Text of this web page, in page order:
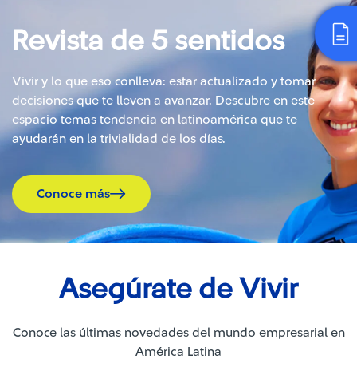
Revista de 5 sentidos
Vivir y lo que eso conlleva: estar actualizado y tomar
decisiones que te lleven a avanzar. Descubre en este
espacio temas tendencia en latinoamérica que te
ayudarán en la trivialidad de los días.
Conoce más
Asegúrate de Vivir
Conoce las últimas novedades del mundo empresarial en
América Latina